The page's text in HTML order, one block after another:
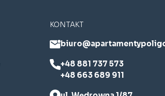
KONTAKT
+48 881 737 573
+48 663 689 911